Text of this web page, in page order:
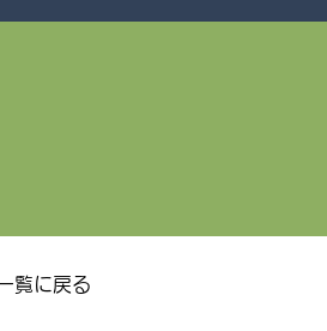
覧に戻る